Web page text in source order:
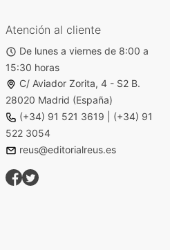
Atención al cliente
De lunes a viernes de 8:00 a
15:30 horas
C/ Aviador Zorita, 4 - S2 B.
28020 Madrid (España)
(+34) 91 521 3619
(+34) 91
522 3054
reus@editorialreus.es